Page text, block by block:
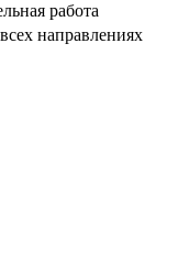
работа
направлениях